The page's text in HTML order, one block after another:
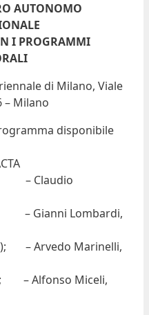
AUTONOMO
I PROGRAMMI
di Milano, Viale
– Milano
disponibile
Claudio
Gianni Lombardi,
– Arvedo Marinelli,
– Alfonso Miceli,